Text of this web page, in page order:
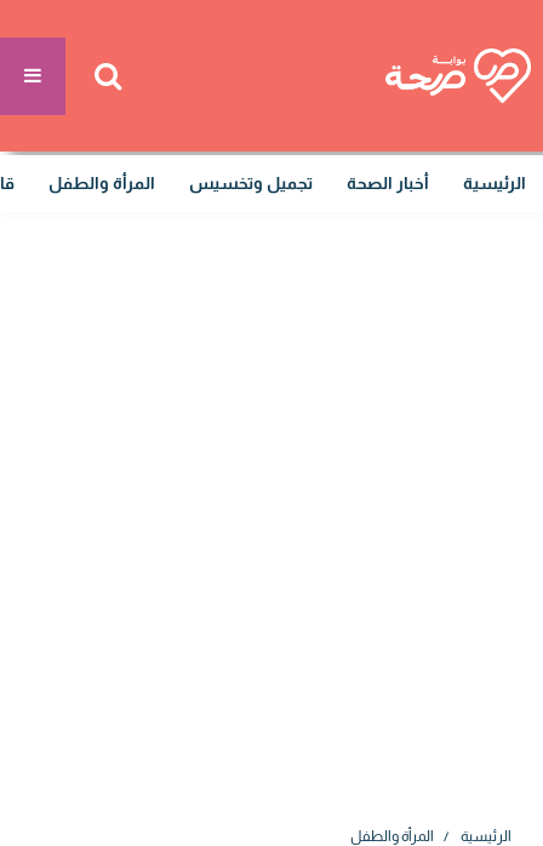
الرئيسية أخبار الصحة تجميل وتخسيس المرأة والطفل
الرئيسية المرأة والطفل